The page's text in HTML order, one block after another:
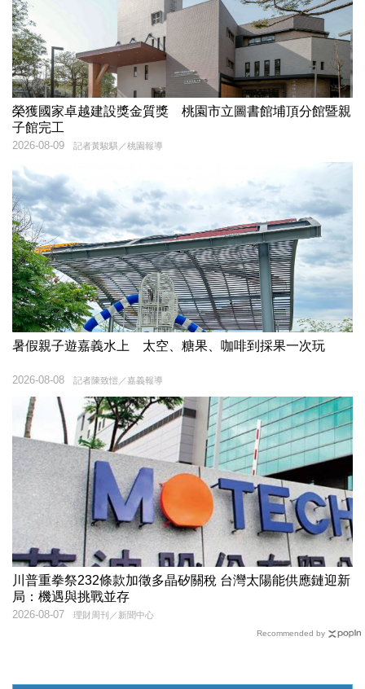
榮獲國家卓越建設獎金質獎 桃園市立圖書館埔頂分館暨親
子館完工
記者黃駿騏／桃園報導
2026-08-09
暑假親子遊嘉義水上 太空、糖果、咖啡到採果一次玩
記者陳致愷／嘉義報導
2026-08-08
川普重拳祭232條款加徵多晶矽關稅 台灣太陽能供應鏈迎新
局：機遇與挑戰並存
理財周刊／新聞中心
2026-08-07
Recommended by